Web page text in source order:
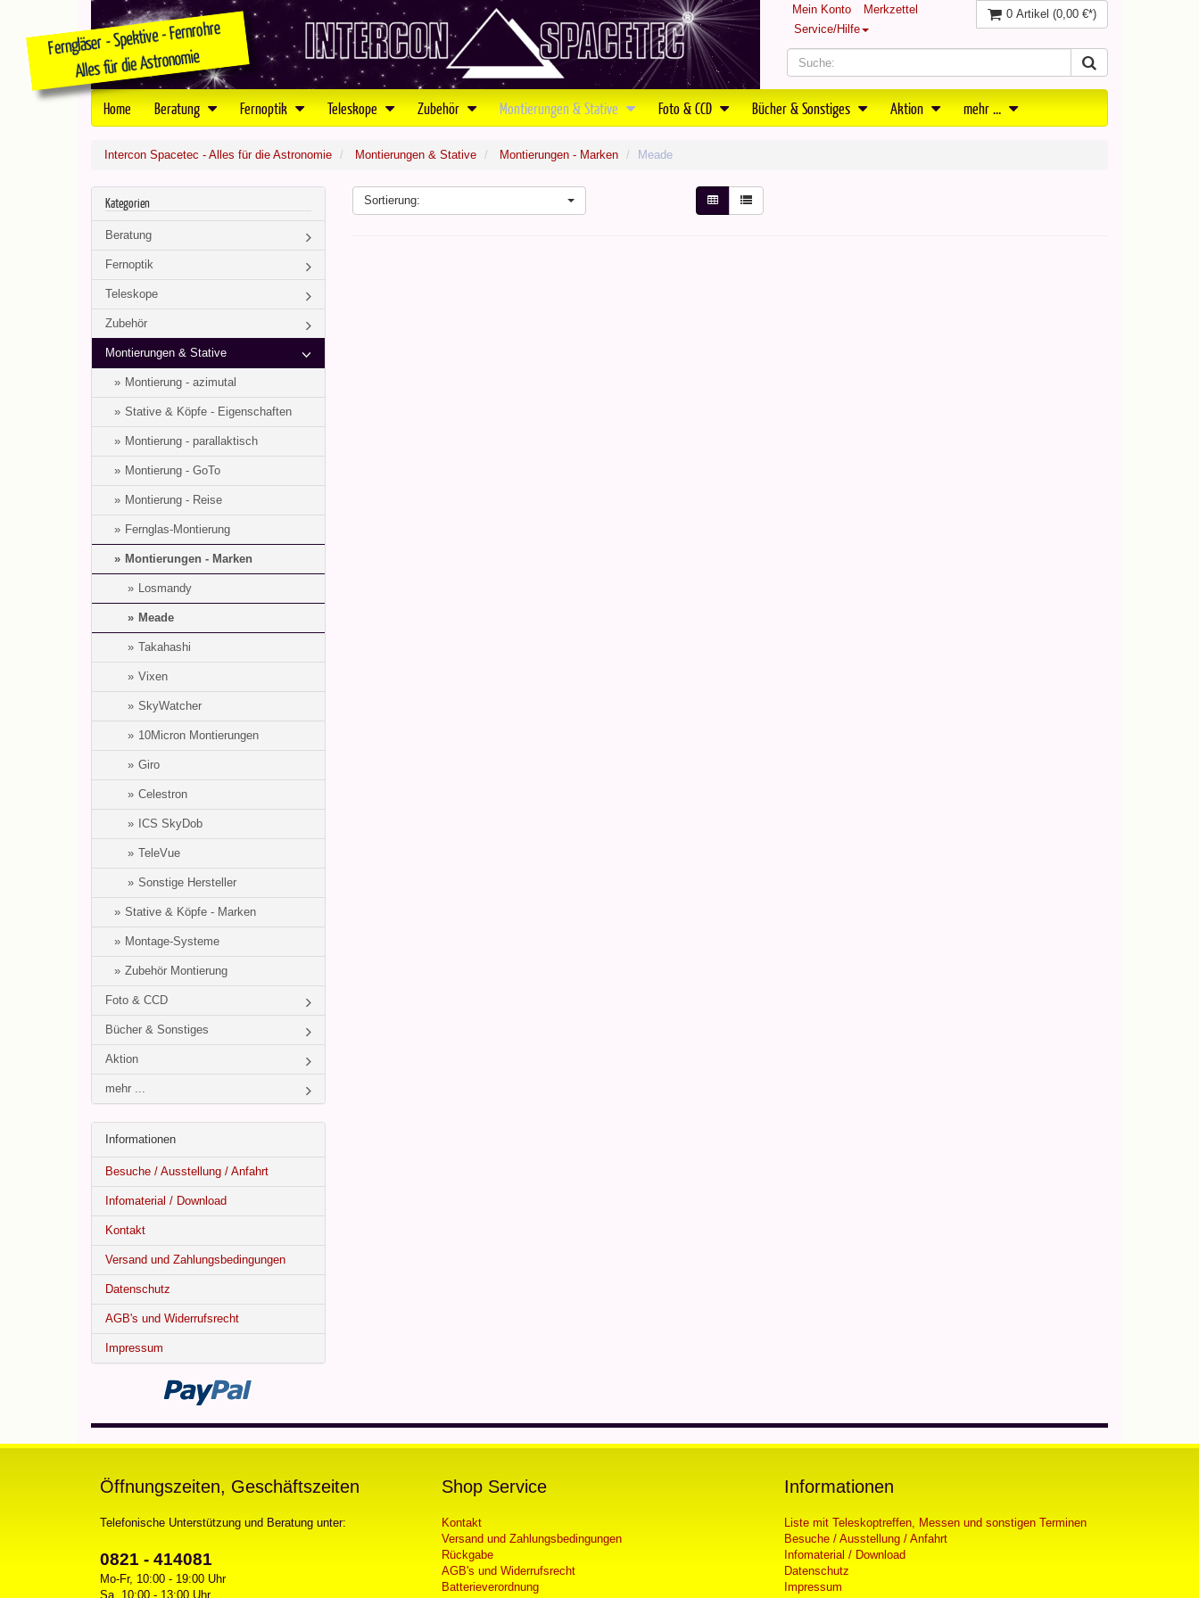
Mein Konto
Merkzettel
Service/Hilfe
0 Artikel (0,00 €*)
Home Beratung Fernoptik Teleskope Zubehör Montierungen & Stative Foto & CCD Bücher & Sonstiges Aktion mehr ...
Intercon Spacetec - Alles für die Astronomie Montierungen & Stative Montierungen - Marken Meade
Kategorien
Beratung
Fernoptik
Teleskope
Zubehör
Montierungen & Stative
Montierung - azimutal
Stative & Köpfe - Eigenschaften
Montierung - parallaktisch
Montierung - GoTo
Montierung - Reise
Fernglas-Montierung
Montierungen - Marken
Losmandy
Meade
Takahashi
Vixen
SkyWatcher
10Micron Montierungen
Giro
Celestron
ICS SkyDob
TeleVue
Sonstige Hersteller
Stative & Köpfe - Marken
Montage-Systeme
Zubehör Montierung
Foto & CCD
Bücher & Sonstiges
Aktion
mehr ...
Informationen
Besuche / Ausstellung / Anfahrt
Infomaterial / Download
Kontakt
Versand und Zahlungsbedingungen
Datenschutz
AGB's und Widerrufsrecht
Impressum
Sortierung:
Öffnungszeiten, Geschäftszeiten
Telefonische Unterstützung und Beratung unter:
0821 - 414081
Mo-Fr, 10:00 - 19:00 Uhr
Sa, 10:00 - 13:00 Uhr
Shop Service
Kontakt
Versand und Zahlungsbedingungen
Rückgabe
AGB's und Widerrufsrecht
Batterieverordnung
Informationen
Liste mit Teleskoptreffen, Messen und sonstigen Terminen
Besuche / Ausstellung / Anfahrt
Infomaterial / Download
Datenschutz
Impressum